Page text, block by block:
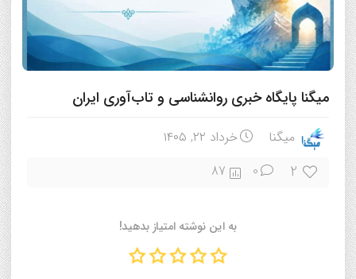
میگنا پایگاه خبری روانشناسی و تاب‌آوری ایران
میگنا خرداد ۲۲, ۱۴۰۵
2
0
87
به این نوشته امتیاز بدهید!